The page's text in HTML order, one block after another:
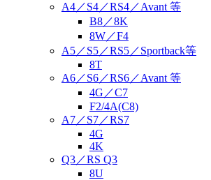
A4／S4／RS4／Avant 等
B8／8K
8W／F4
A5／S5／RS5／Sportback等
8T
A6／S6／RS6／Avant 等
4G／C7
F2/4A(C8)
A7／S7／RS7
4G
4K
Q3／RS Q3
8U